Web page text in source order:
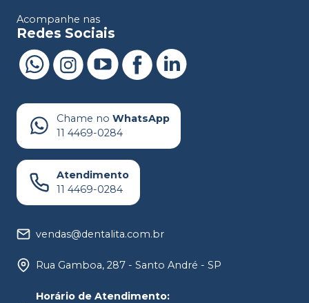
Acompanhe nas
Redes Sociais
Chame no WhatsApp
11 4469-0284
Atendimento
11 4469-0284
vendas@dentalita.com.br
Rua Gamboa, 287 - Santo André - SP
Horário de Atendimento: